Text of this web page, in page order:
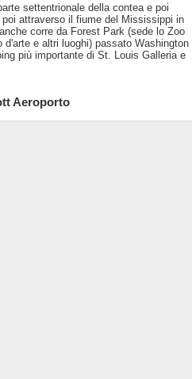
settentrionale della contea e poi
attraverso il fiume del Mississippi in
corre da Forest Park (sede lo Zoo
e altri luoghi) passato Washington
più importante di St. Louis Galleria e
Aeroporto